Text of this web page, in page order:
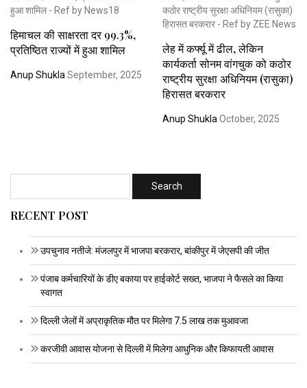
हिमाचल की साक्षरता दर 99.3%,
प्रतिष्ठित राज्यों में हुआ शामिल
Anup Shukla September, 2025
लेह में कर्फ्यू में ढील, लेकिन
कार्यकर्ता सोनम वांगचुक को कठोर
राष्ट्रीय सुरक्षा अधिनियम (रासुका)
हिरासत बरकरार
Anup Shukla October, 2025
RECENT POST
उपचुनाव नतीजे: मंजलपुर में भाजपा बरकरार, बांकीपुर में जेएसपी की जीत
पंजाब कर्मचारियों के डीए बकाया पर हाईकोर्ट सख्त, भाजपा ने फैसले का किया
स्वागत
दिल्ली जेलों में अप्राकृतिक मौत पर मिलेगा 7.5 लाख तक मुआवजा
करजीवी आवास योजना से दिल्ली में मिलेगा आधुनिक और किफायती आवास